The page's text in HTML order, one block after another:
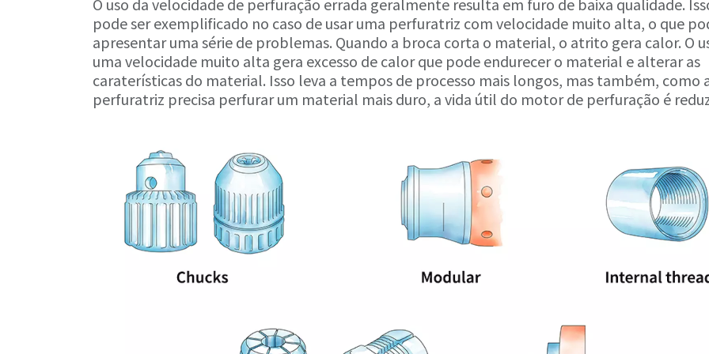
O uso da velocidade de perfuração errada geralmente resulta em furo de baixa qualidade.
pode ser exemplificado no caso de usar uma perfuratriz com velocidade muito alta, o que
apresentar uma série de problemas. Quando a broca corta o material, o atrito gera calor. O
uma velocidade muito alta gera excesso de calor que pode endurecer o material e alterar as
caraterísticas do material. Isso leva a tempos de processo mais longos, mas também, como
perfuratriz precisa perfurar um material mais duro, a vida útil do motor de perfuração é